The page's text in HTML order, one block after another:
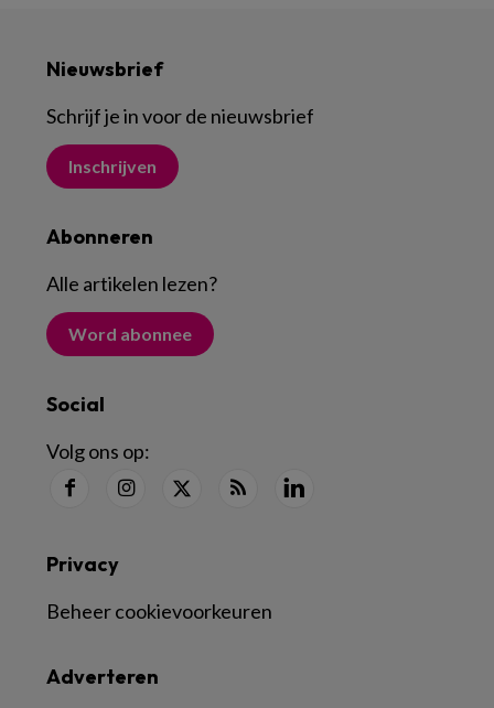
Nieuwsbrief
Schrijf je in voor de nieuwsbrief
Inschrijven
Abonneren
Alle artikelen lezen?
Word abonnee
Social
Volg ons op:
Adverteren
Privacy
Beheer cookievoorkeuren